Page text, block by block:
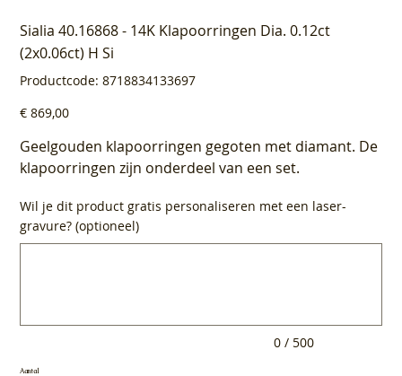
Sialia 40.16868 - 14K Klapoorringen Dia. 0.12ct
(2x0.06ct) H Si
Productcode: Productcode
8718834133697
8718834133697
Prijs
€ 869,00
Geelgouden klapoorringen gegoten met diamant. De
klapoorringen zijn onderdeel van een set.
Wil je dit product gratis personaliseren met een laser-
gravure? (optioneel)
0 / 500
Aantal